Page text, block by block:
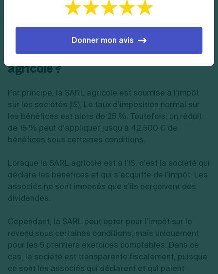
Une fois l’entreprise immatriculée, vous recevez le
Kbis.
Quel est le régime fiscal d’une SARL
agricole ?
Par principe, la SARL agricole est soumise à l’impôt
sur les sociétés (IS). Le taux d’imposition normal sur
les bénéfices est alors de 25 %. Toutefois, un réduit
de 15 % peut d’appliquer jusqu’à 42.500 € de
bénéfices sous certaines conditions.
Lorsque la SARL agricole est à l’IS, c’est la société qui
déclare les bénéfices et qui s’acquitte de l’impôt. Les
associés ne sont imposés que s’ils perçoivent des
dividendes.
Cependant, la SARL peut opter pour l’impôt sur le
revenu sous certaines conditions, mais uniquement
pour les 5 premiers exercices comptables. Dans ce
cas, la société est transparente fiscalement, puisque
ce sont les associés qui déclarent et qui paient
Donner mon avis